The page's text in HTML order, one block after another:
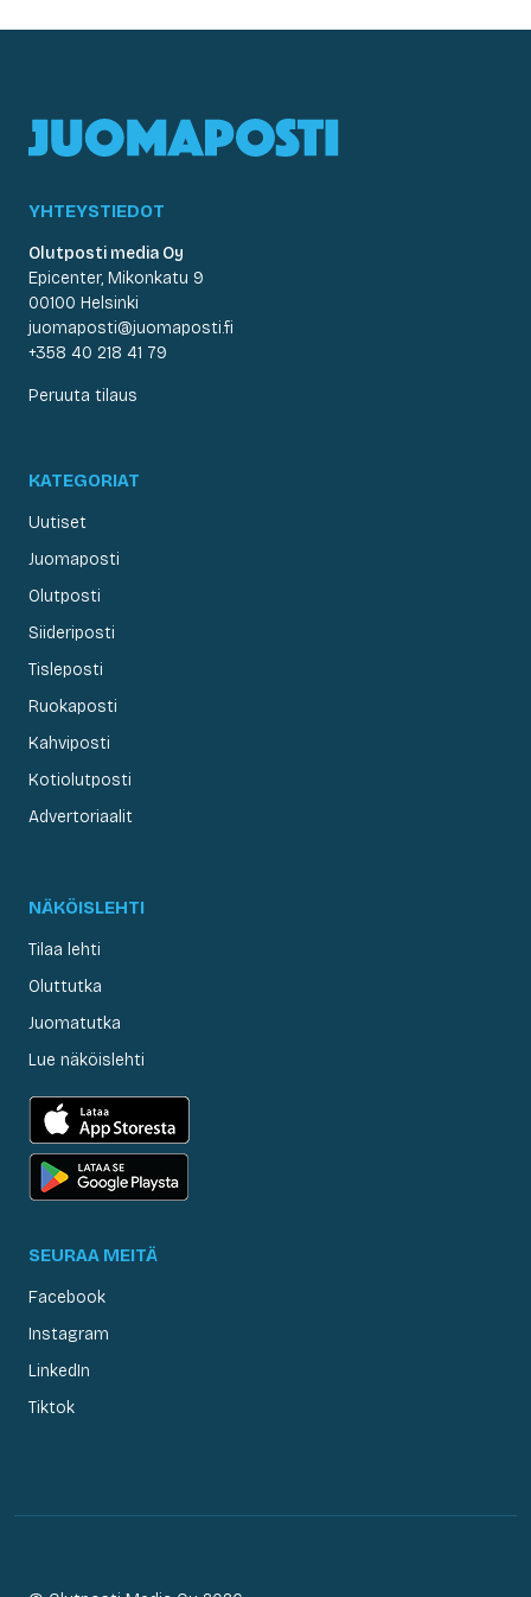
YHTEYSTIEDOT
Olutposti media Oy
Epicenter, Mikonkatu 9
00100 Helsinki
juomaposti@juomaposti.fi
+358 40 218 41 79
Peruuta tilaus
KATEGORIAT
Uutiset
Juomaposti
Olutposti
Siideriposti
Tisleposti
Ruokaposti
Kahviposti
Kotiolutposti
Advertoriaalit
NÄKÖISLEHTI
Tilaa lehti
Oluttutka
Juomatutka
Lue näköislehti
SEURAA MEITÄ
Facebook
Instagram
LinkedIn
Tiktok